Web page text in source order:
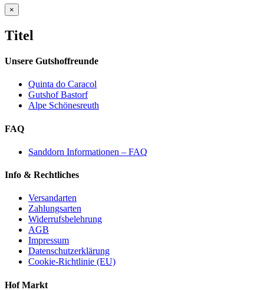
Close
product
view
×
Titel
Unsere Gutshoffreunde
Quinta do Caracol
Gutshof Bastorf
Alpe Schönesreuth
FAQ
Sanddorn Informationen – FAQ
Info & Rechtliches
Versandarten
Zahlungsarten
Widerrufsbelehrung
AGB
Impressum
Datenschutzerklärung
Cookie-Richtlinie (EU)
Hof Markt